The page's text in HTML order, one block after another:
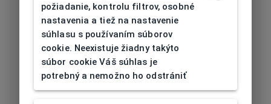
Tvar rámu Štvorcový
Šírka očnice
[mm]
53
požiadanie, kontrolu filtrov, osobné
nastavenia a tiež na nastavenie
súhlasu s používaním súborov
cookie. Neexistuje žiadny takýto
súbor cookie Váš súhlas je
potrebný a nemožno ho odstrániť